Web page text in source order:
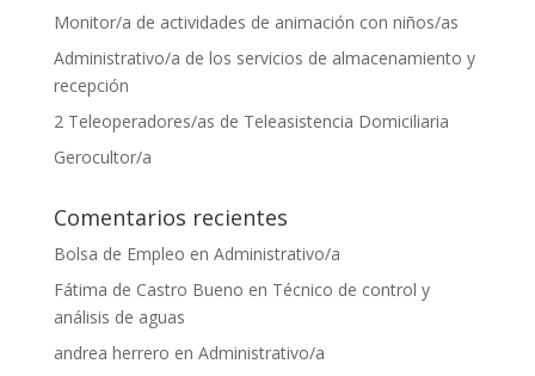
Monitor/a de actividades de animación con niños/as
Administrativo/a de los servicios de almacenamiento y
recepción
2 Teleoperadores/as de Teleasistencia Domiciliaria
Gerocultor/a
Comentarios recientes
Bolsa de Empleo en Administrativo/a
Fátima de Castro Bueno en Técnico de control y
análisis de aguas
andrea herrero en Administrativo/a